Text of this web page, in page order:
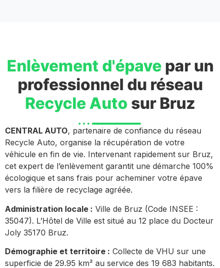
Enlèvement d'épavepar un
professionnel du réseau
Recycle Auto sur Bruz
CENTRAL AUTO, partenaire de confiance du réseau
Recycle Auto, organise la récupération de votre
véhicule en fin de vie. Intervenant rapidement sur Bruz,
cet expert de l’enlèvement garantit une démarche 100%
écologique et sans frais pour acheminer votre épave
vers la filière de recyclage agréée.
Administration locale : Ville de Bruz (Code INSEE :
35047). L’Hôtel de Ville est situé au 12 place du Docteur
Joly 35170 Bruz.
Démographie et territoire : Collecte de VHU sur une
superficie de 29.95 km² au service des 19 683 habitants.